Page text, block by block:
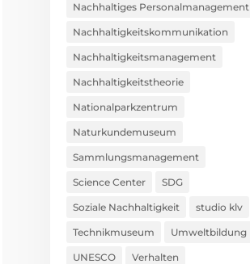
Nachhaltiges Personalmanagement
Nachhaltigkeitskommunikation
Nachhaltigkeitsmanagement
Nachhaltigkeitstheorie
Nationalparkzentrum
Naturkundemuseum
Sammlungsmanagement
Science Center SDG
Soziale Nachhaltigkeit studio klv
Technikmuseum Umweltbildung
UNESCO Verhalten